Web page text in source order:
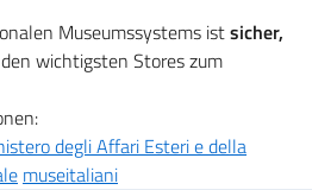
Museumssystems istsicher,
wichtigsten Stores zum
degli Affari Esteri e della
museitaliani